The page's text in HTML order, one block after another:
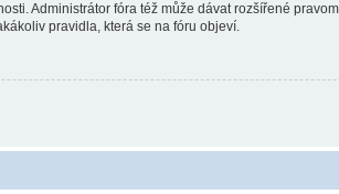
Administrátor fóra též může dávat rozšířené
pravidla, která se na fóru objeví.